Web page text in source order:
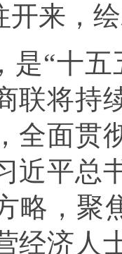
开来，
是“十
联将持
全面贯
近平总
略，聚
经济人